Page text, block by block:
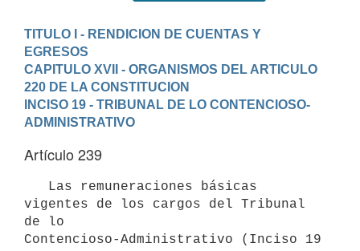
TITULO I - RENDICION DE CUENTAS Y
EGRESOS
CAPITULO XVII - ORGANISMOS DEL ARTICULO
220 DE LA CONSTITUCION
INCISO 19 - TRIBUNAL DE LO CONTENCIOSO-
ADMINISTRATIVO
Artículo 239
vigentes de los cargos del Tribunal
de lo
Contencioso-Administrativo (Inciso 19